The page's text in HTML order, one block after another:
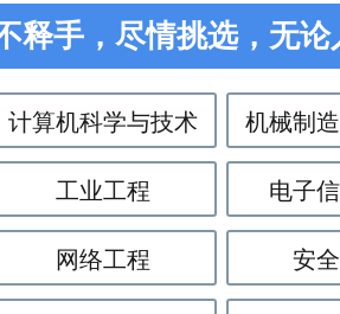
释手，尽情挑选，无
计算机科学与技术 机械制
工业工程 电子
网络工程 安